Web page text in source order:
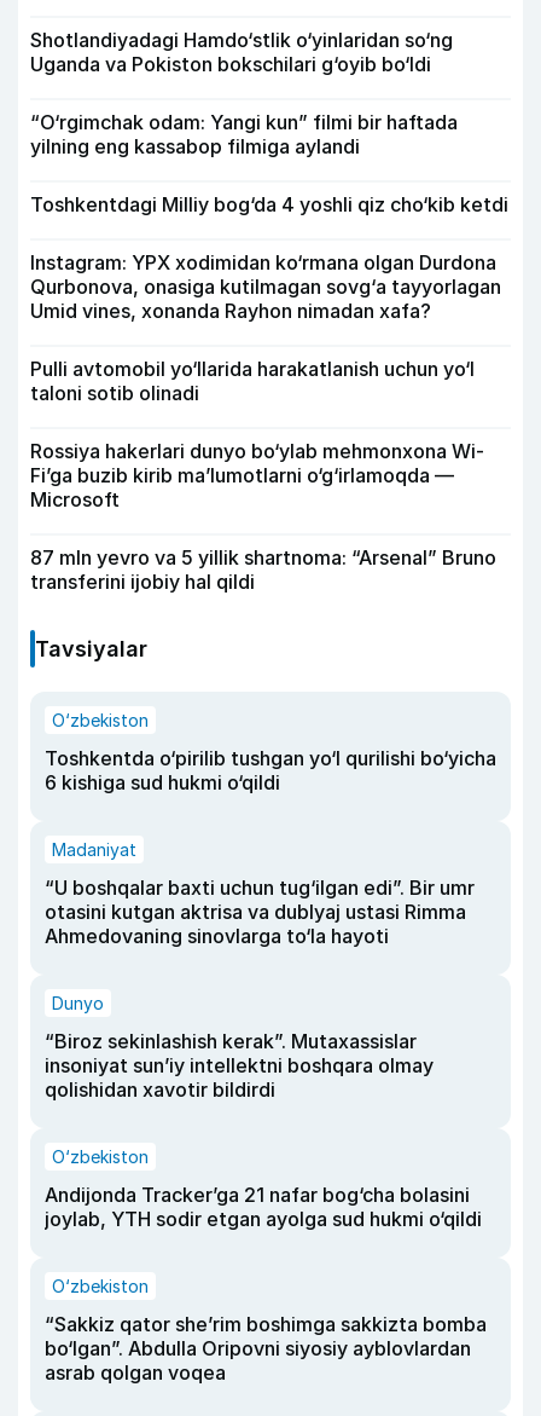
Shotlandiyadagi Hamdo‘stlik o‘yinlaridan so‘ng
Uganda va Pokiston bokschilari g‘oyib bo‘ldi
“O‘rgimchak odam: Yangi kun” filmi bir haftada
yilning eng kassabop filmiga aylandi
Toshkentdagi Milliy bog‘da 4 yoshli qiz cho‘kib ketdi
Instagram: YPX xodimidan ko‘rmana olgan Durdona
Qurbonova, onasiga kutilmagan sovg‘a tayyorlagan
Umid vines, xonanda Rayhon nimadan xafa?
Pulli avtomobil yo‘llarida harakatlanish uchun yo‘l
taloni sotib olinadi
Rossiya hakerlari dunyo bo‘ylab mehmonxona Wi-
Fi’ga buzib kirib ma’lumotlarni o‘g‘irlamoqda —
Microsoft
87 mln yevro va 5 yillik shartnoma: “Arsenal” Bruno
transferini ijobiy hal qildi
Tavsiyalar
O‘zbekiston
Toshkentda o‘pirilib tushgan yo‘l qurilishi bo‘yicha
6 kishiga sud hukmi o‘qildi
Madaniyat
“U boshqalar baxti uchun tug‘ilgan edi”. Bir umr
otasini kutgan aktrisa va dublyaj ustasi Rimma
Ahmedovaning sinovlarga to‘la hayoti
Dunyo
“Biroz sekinlashish kerak”. Mutaxassislar
insoniyat sun’iy intellektni boshqara olmay
qolishidan xavotir bildirdi
O‘zbekiston
Andijonda Tracker’ga 21 nafar bog‘cha bolasini
joylab, YTH sodir etgan ayolga sud hukmi o‘qildi
O‘zbekiston
“Sakkiz qator she’rim boshimga sakkizta bomba
bo‘lgan”. Abdulla Oripovni siyosiy ayblovlardan
asrab qolgan voqea